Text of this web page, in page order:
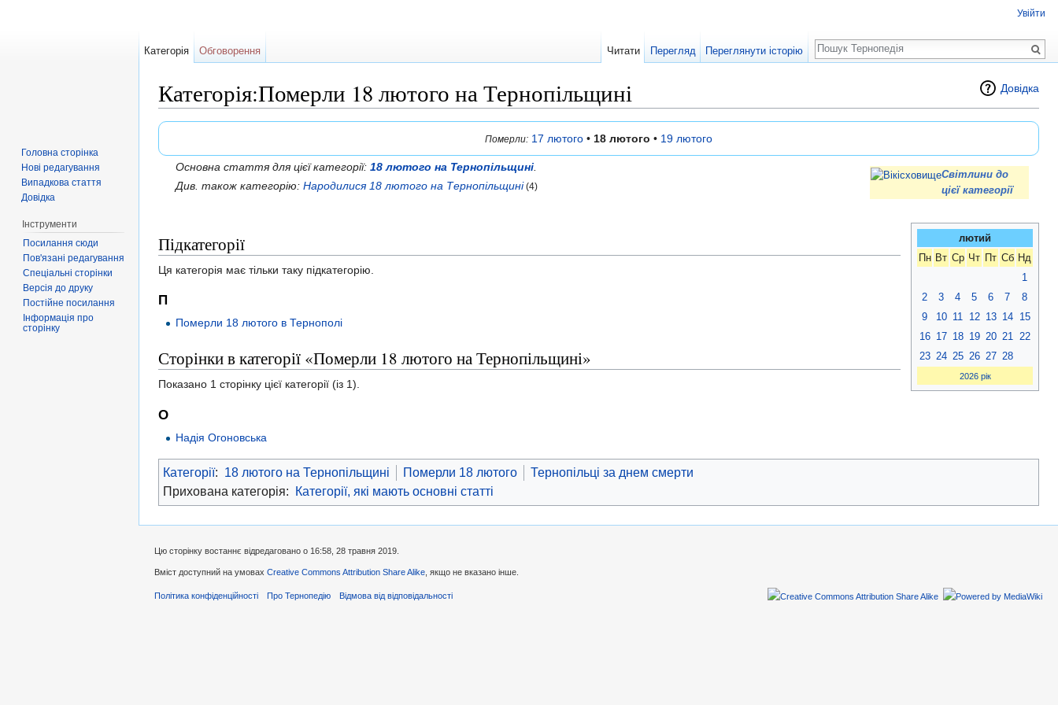
Довідка
Категорія:Померли 18 лютого на Тернопільщині
Померли: 17 лютого • 18 лютого • 19 лютого
Світлини до
цієї категорії
Основна стаття для цієї категорії:18 лютого на Тернопільщині.
Див. також категорію: Народилися 18 лютого на Тернопільщині(4)
лютий
Пн Вт Ср Чт Пт Сб Нд
1
2
3 4 5 6 7
8
9
10 11 12 13 14
15
16 17 18 19 20 21
22
23 24 25 26 27 28
2026 рік
Підкатегорії
Ця категорія має тільки таку підкатегорію.
П
Померли 18 лютого в Тернополі
Сторінки в категорії «Померли 18 лютого на Тернопільщині»
Показано 1 сторінку цієї категорії (із 1).
О
Надія Огоновська
Категорії: 18 лютого на Тернопільщині Померли 18 лютого
Тернопільці за днем смерти
Прихована категорія:
Категорії, які мають основні статті
Увійти
Категорія Обговорення Читати Перегляд Переглянути історію
Пошук
Головна сторінка
Нові редагування
Випадкова стаття
Довідка
Інструменти
Посилання сюди
Пов'язані редагування
Спеціальні сторінки
Версія до друку
Постійне посилання
Інформація про
сторінку
Цю сторінку востаннє відредаговано о 16:58, 28 травня 2019.
Вміст доступний на умовах Creative Commons Attribution Share Alike , якщо не вказано інше.
Політика конфіденційності Про Тернопедію Відмова від відповідальності